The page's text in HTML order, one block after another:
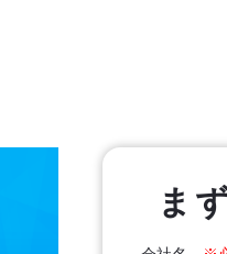
ま